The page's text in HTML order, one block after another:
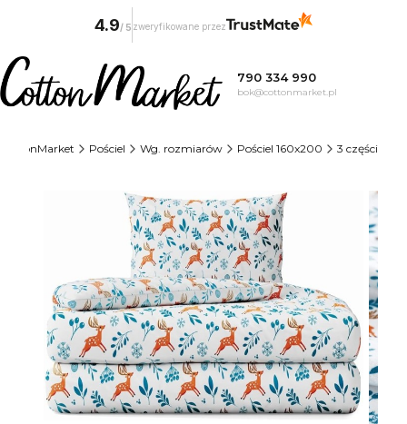
790 334 990
bok@cottonmarket.pl
CottonMarket Pościel Wg. rozmiarów Pościel 160x200 3 części
4.9/ 5 zweryfikowane przez